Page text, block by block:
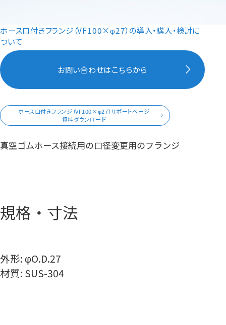
ホース口付きフランジ（VF100×φ27）の導入・購入・検討に
ついて
お問い合わせはこちらから
ホース口付きフランジ（VF100×φ27）サポートページ
資料ダウンロード
真空ゴムホース接続用の口径変更用のフランジ
規格・寸法
外形: φO.D.27
材質: SUS-304